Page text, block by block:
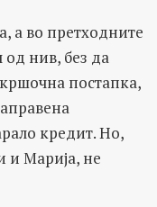
а во претходните
нив, без да
постапка,
кредит. Но,
и Марија, не